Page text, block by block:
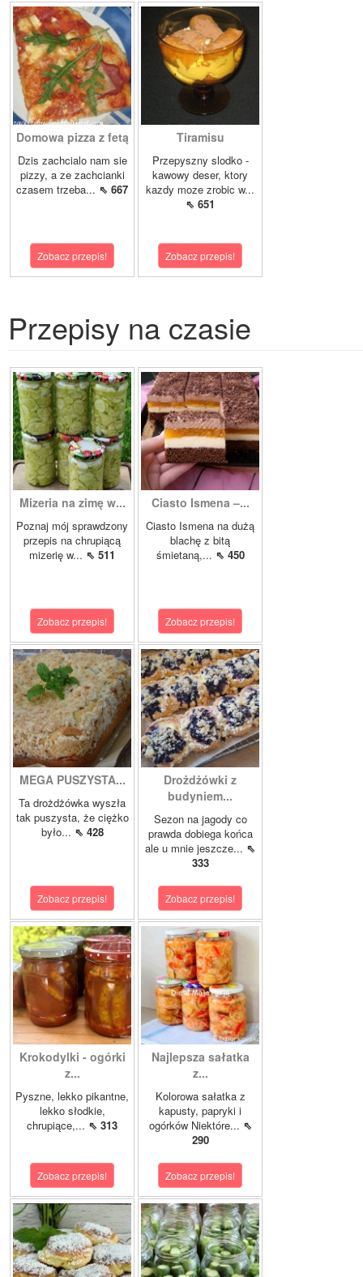
Domowa pizza z fetą
Dzis zachcialo nam sie
pizzy, a ze zachcianki
czasem trzeba... ⇖ 667
Zobacz przepis!
Tiramisu
Przepyszny slodko -
kawowy deser, ktory
kazdy moze zrobic w...
⇖ 651
Zobacz przepis!
Przepisy na czasie
Mizeria na zimę w...
Poznaj mój sprawdzony
przepis na chrupiącą
mizerię w... ⇖ 511
Zobacz przepis!
Ciasto Ismena –...
Ciasto Ismena na dużą
blachę z bitą
śmietaną,... ⇖ 450
Zobacz przepis!
MEGA PUSZYSTA...
Ta drożdżówka wyszła
tak puszysta, że ciężko
było... ⇖ 428
Zobacz przepis!
Drożdżówki z
budyniem...
Sezon na jagody co
prawda dobiega końca
ale u mnie jeszcze... ⇖
333
Zobacz przepis!
Krokodylki - ogórki
z...
Pyszne, lekko pikantne,
lekko słodkie,
chrupiące,... ⇖ 313
Zobacz przepis!
Najlepsza sałatka
z...
Kolorowa sałatka z
kapusty, papryki i
ogórków Niektóre... ⇖
290
Zobacz przepis!